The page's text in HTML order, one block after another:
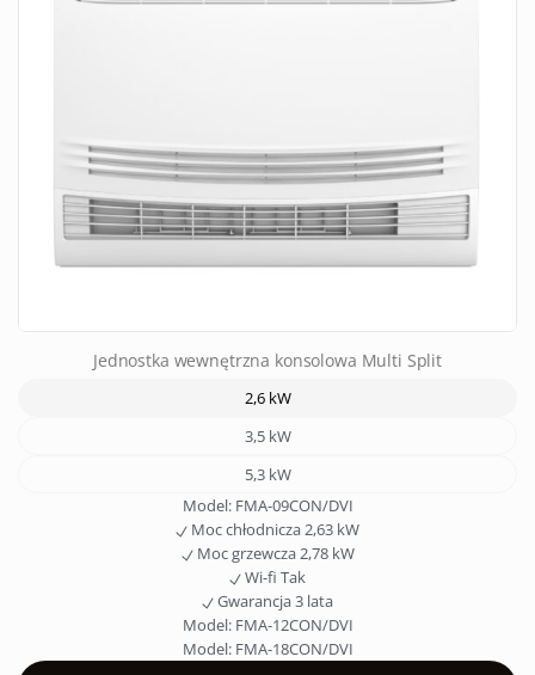
Jednostka wewnętrzna konsolowa Multi Split
2,6 kW
3,5 kW
5,3 kW
Model: FMA-09CON/DVI
Moc chłodnicza2,63 kW
Moc grzewcza2,78 kW
Wi-fi Tak
Gwarancja3 lata
Model: FMA-12CON/DVI
Model: FMA-18CON/DVI